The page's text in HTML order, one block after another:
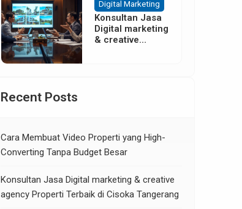
Digital Marketing
Konsultan Jasa
Digital marketing
& creative
Recent Posts
Cara Membuat Video Properti yang High-
Converting Tanpa Budget Besar
Konsultan Jasa Digital marketing & creative
agency Properti Terbaik di Cisoka Tangerang